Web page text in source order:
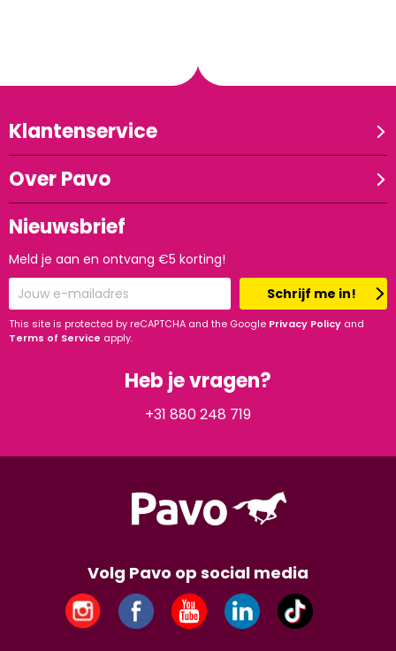
Klantenservice
Over Pavo
Nieuwsbrief
Meld je aan en ontvang €5 korting!
Schrijf me in!
This site is protected by reCAPTCHA and the Google Privacy Policy and
Terms of Service apply.
Heb je vragen?
+31 880 248 719
Volg Pavo op social media